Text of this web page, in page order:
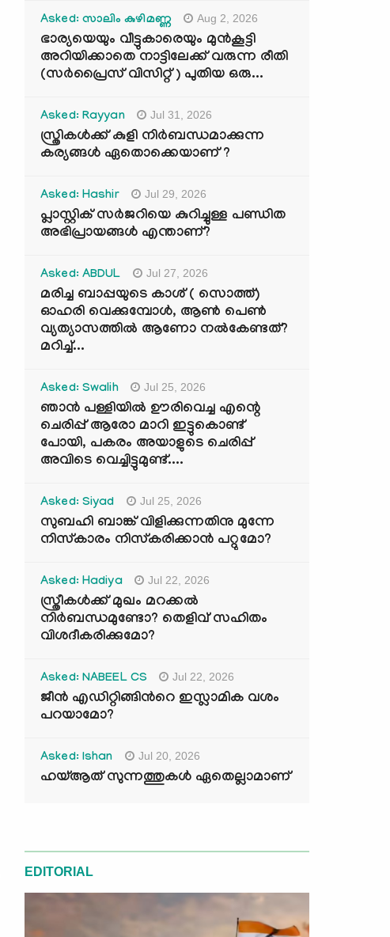
Asked: സാലിം കുഴിമണ്ണ Aug 2, 2026
ഭാര്യയെയും വീട്ടുകാരെയും മുൻകൂട്ടി
അറിയിക്കാതെ നാട്ടിലേക്ക് വരുന്ന രീതി
(സർപ്രൈസ് വിസിറ്റ് ) പുതിയ ഒരു...
Asked: Rayyan Jul 31, 2026
സ്ത്രികൾക്ക് കുളി നിർബന്ധമാക്കുന്ന
കര്യങ്ങൾ ഏതൊക്കെയാണ് ?
Asked: Hashir Jul 29, 2026
പ്ലാസ്റ്റിക് സർജറിയെ കുറിച്ചുള്ള പണ്ഡിത
അഭിപ്രായങ്ങൾ എന്താണ്?
Asked: ABDUL Jul 27, 2026
മരിച്ച ബാപ്പയുടെ കാശ് ( സൊത്ത്)
ഓഹരി വെക്കുമ്പോൾ, ആണ്‍ പെണ്‍
വ്യത്യാസത്തില്‍ ആണോ നല്‍കേണ്ടത്?
മറിച്ച്...
Asked: Swalih Jul 25, 2026
ഞാൻ പള്ളിയിൽ ഊരിവെച്ച എന്റെ
ചെരിപ്പ് ആരോ മാറി ഇട്ടുകൊണ്ട്
പോയി, പകരം അയാളുടെ ചെരിപ്പ്
അവിടെ വെച്ചിട്ടുമുണ്ട്....
Asked: Siyad Jul 25, 2026
സുബഹി ബാങ്ക് വിളിക്കുന്നതിനു മുന്നേ
നിസ്കാരം നിസ്കരിക്കാൻ പറ്റുമോ?
Asked: Hadiya Jul 22, 2026
സ്ത്രീകൾക്ക് മുഖം മറക്കൽ
നിർബന്ധമുണ്ടോ? തെളിവ് സഹിതം
വിശദീകരിക്കുമോ?
Asked: NABEEL CS Jul 22, 2026
ജീൻ എഡിറ്റിങ്ങിന്‍റെ ഇസ്ലാമിക വശം
പറയാമോ?
Asked: Ishan Jul 20, 2026
ഹയ്ആത് സുന്നത്തുകൾ ഏതെല്ലാമാണ്
EDITORIAL